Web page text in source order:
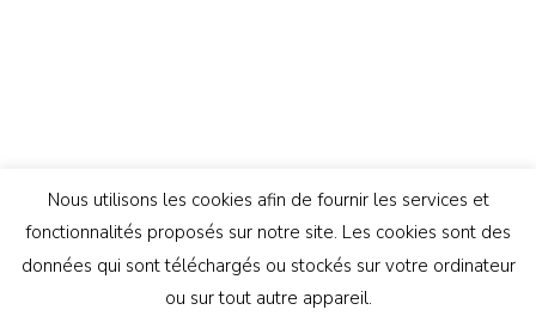
Nous utilisons les cookies afin de fournir les services et
fonctionnalités proposés sur notre site. Les cookies sont des
données qui sont téléchargés ou stockés sur votre ordinateur
ou sur tout autre appareil.